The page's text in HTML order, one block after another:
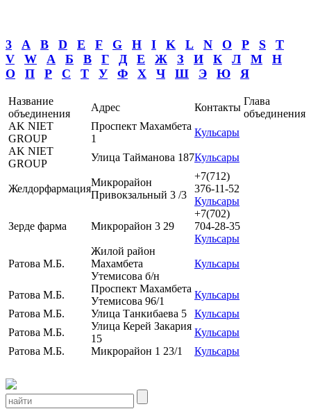
3 A B D E F G H I K L N O P S
T
V
W А Б В Г Д Е Ж З И К Л М
Н
О
П Р С Т У Ф Х Ч Ш Э Ю Я
Название
объединения
Адрес Контакты
Глава
объединения
AK NIET
GROUP
Проспект Махамбета
1
Кульсары
AK NIET
GROUP
Улица Тайманова 187Кульсары
Желдорфармация
Микрорайон
Привокзальный 3 /3
+7(712)
376-11-52
Кульсары
Зерде фарма Микрорайон 3 29
+7(702)
704-28-35
Кульсары
Ратова М.Б.
Жилой район
Махамбета
Утемисова б/н
Кульсары
Ратова М.Б.
Проспект Махамбета
Утемисова 96/1
Кульсары
Ратова М.Б.
Улица Танкибаева 5
Кульсары
Ратова М.Б.
Улица Керей Закария
15
Кульсары
Ратова М.Б.
Микрорайон 1 23/1 Кульсары